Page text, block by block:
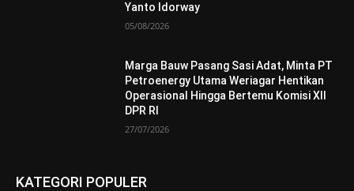
Yanto Idorway
05/08/2026
Marga Bauw Pasang Sasi Adat, Minta PT
Petroenergy Utama Weriagar Hentikan
Operasional Hingga Bertemu Komisi XII
DPR RI
27/07/2026
KATEGORI POPULER